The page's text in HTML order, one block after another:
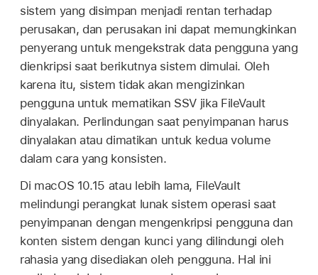
sistem yang disimpan menjadi rentan terhadap
perusakan, dan perusakan ini dapat memungkinkan
penyerang untuk mengekstrak data pengguna yang
dienkripsi saat berikutnya sistem dimulai. Oleh
karena itu, sistem tidak akan mengizinkan
pengguna untuk mematikan SSV jika FileVault
dinyalakan. Perlindungan saat penyimpanan harus
dinyalakan atau dimatikan untuk kedua volume
dalam cara yang konsisten.
Di macOS 10.15 atau lebih lama, FileVault
melindungi perangkat lunak sistem operasi saat
penyimpanan dengan mengenkripsi pengguna dan
konten sistem dengan kunci yang dilindungi oleh
rahasia yang disediakan oleh pengguna. Hal ini